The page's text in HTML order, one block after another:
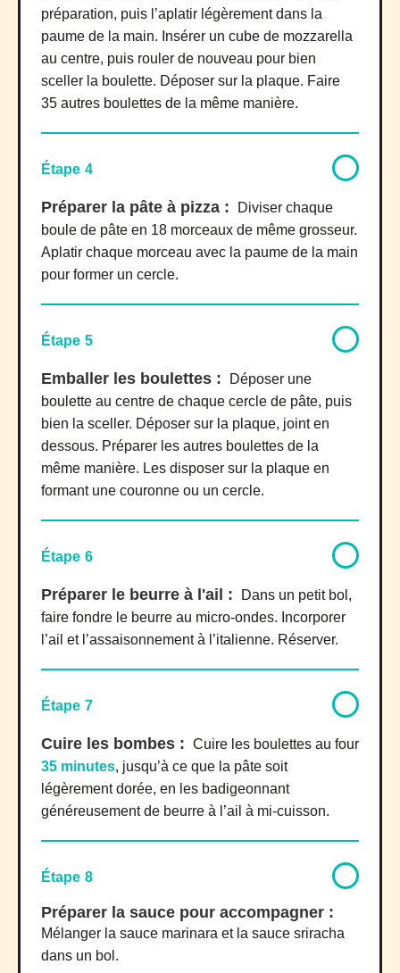
préparation, puis l’aplatir légèrement dans la
paume de la main. Insérer un cube de mozzarella
au centre, puis rouler de nouveau pour bien
sceller la boulette. Déposer sur la plaque. Faire
35 autres boulettes de la même manière.
Étape 4
Préparer la pâte à pizza :
Diviser chaque
boule de pâte en 18 morceaux de même grosseur.
Aplatir chaque morceau avec la paume de la main
pour former un cercle.
Étape 5
Emballer les boulettes :
Déposer une
boulette au centre de chaque cercle de pâte, puis
bien la sceller. Déposer sur la plaque, joint en
dessous. Préparer les autres boulettes de la
même manière. Les disposer sur la plaque en
formant une couronne ou un cercle.
Étape 6
Préparer le beurre à l'ail :
Dans un petit bol,
faire fondre le beurre au micro-ondes. Incorporer
l’ail et l’assaisonnement à l’italienne. Réserver.
Étape 7
Cuire les bombes : Cuire les boulettes au four
35 minutes, jusqu’à ce que la pâte soit
légèrement dorée, en les badigeonnant
généreusement de beurre à l’ail à mi-cuisson.
Étape 8
Préparer la sauce pour accompagner :
Mélanger la sauce marinara et la sauce sriracha
dans un bol.